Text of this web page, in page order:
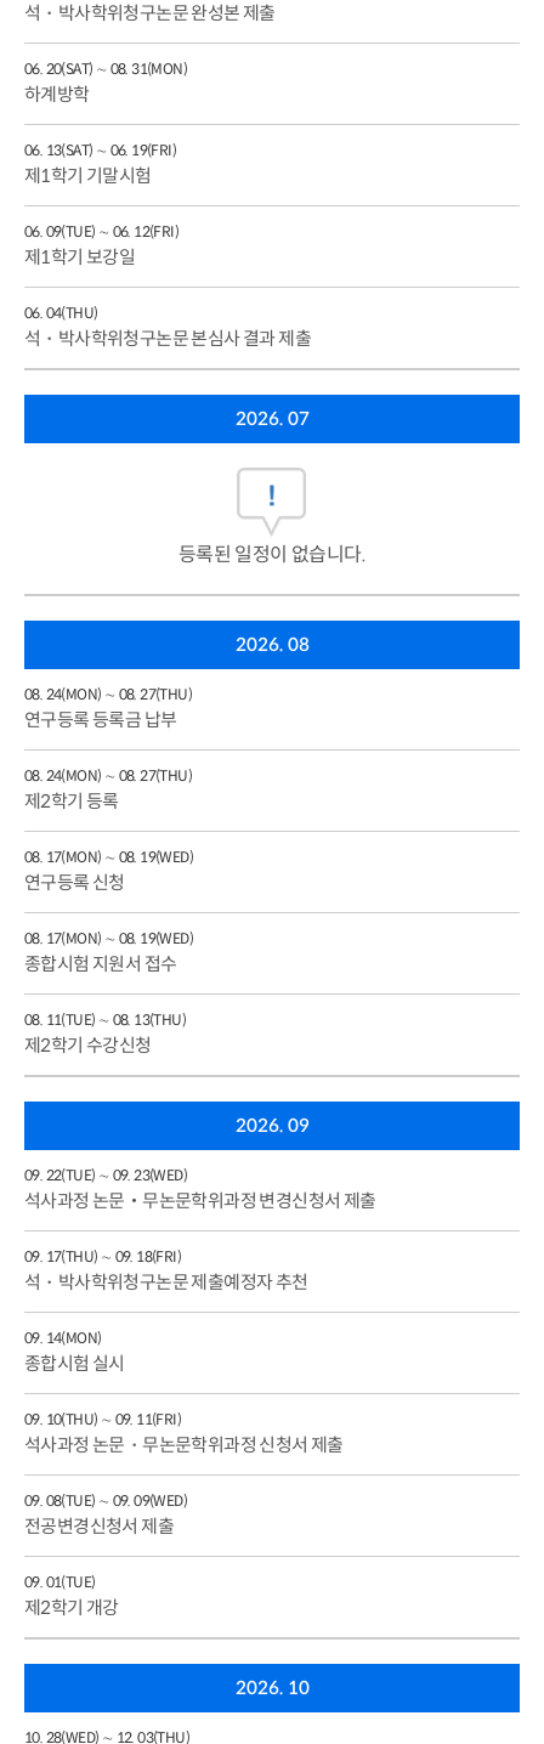
석・박사학위청구논문 완성본 제출
06. 20(SAT) ∼ 08. 31(MON)
하계방학
06. 13(SAT) ∼ 06. 19(FRI)
제1학기 기말시험
06. 09(TUE) ∼ 06. 12(FRI)
제1학기 보강일
06. 04(THU)
석・박사학위청구논문 본심사 결과 제출
2026. 07
등록된 일정이 없습니다.
2026. 08
08. 24(MON) ∼ 08. 27(THU)
연구등록 등록금 납부
08. 24(MON) ∼ 08. 27(THU)
제2학기 등록
08. 17(MON) ∼ 08. 19(WED)
연구등록 신청
08. 17(MON) ∼ 08. 19(WED)
종합시험 지원서 접수
08. 11(TUE) ∼ 08. 13(THU)
제2학기 수강신청
2026. 09
09. 22(TUE) ∼ 09. 23(WED)
석사과정 논문‧무논문학위과정 변경신청서 제출
09. 17(THU) ∼ 09. 18(FRI)
석・박사학위청구논문 제출예정자 추천
09. 14(MON)
종합시험 실시
09. 10(THU) ∼ 09. 11(FRI)
석사과정 논문・무논문학위과정 신청서 제출
09. 08(TUE) ∼ 09. 09(WED)
전공변경신청서 제출
09. 01(TUE)
제2학기 개강
2026. 10
10. 28(WED) ∼ 12. 03(THU)